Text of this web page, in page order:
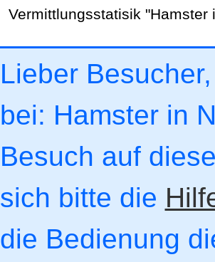
Vermittlungsstatisik "Hamster
Lieber
bei: Hamster in
Besuch auf
sich bitte die
die Bedienung